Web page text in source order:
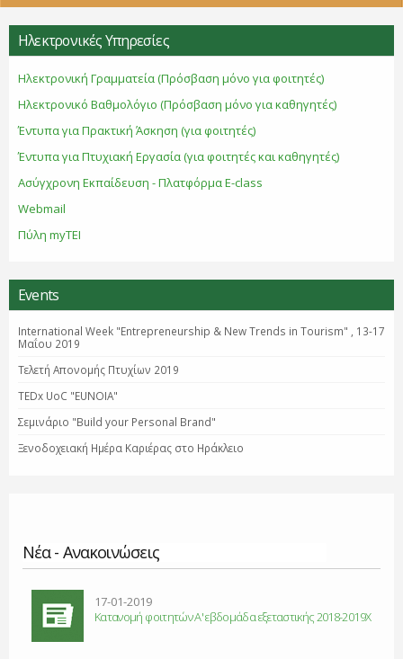
Ηλεκτρονικές Υπηρεσίες
Ηλεκτρονική Γραμματεία (Πρόσβαση μόνο για φοιτητές)
Ηλεκτρονικό Βαθμολόγιο (Πρόσβαση μόνο για καθηγητές)
Έντυπα για Πρακτική Άσκηση (για φοιτητές)
Έντυπα για Πτυχιακή Εργασία (για φοιτητές και καθηγητές)
Ασύγχρονη Εκπαίδευση - Πλατφόρμα E-class
Webmail
Πύλη myTEI
Events
International Week "Entrepreneurship & New Trends in Tourism" , 13-17
Μαΐου 2019
Τελετή Απονομής Πτυχίων 2019
TEDx UoC "EUNOIA"
Σεμινάριο "Βuild your Personal Brand"
Ξενοδοχειακή Ημέρα Καριέρας στο Ηράκλειο
Νέα - Ανακοινώσεις
17-01-2019
Κατανομή φοιτητών Α' εβδομάδα εξεταστικής 2018-2019Χ
Σελίδες